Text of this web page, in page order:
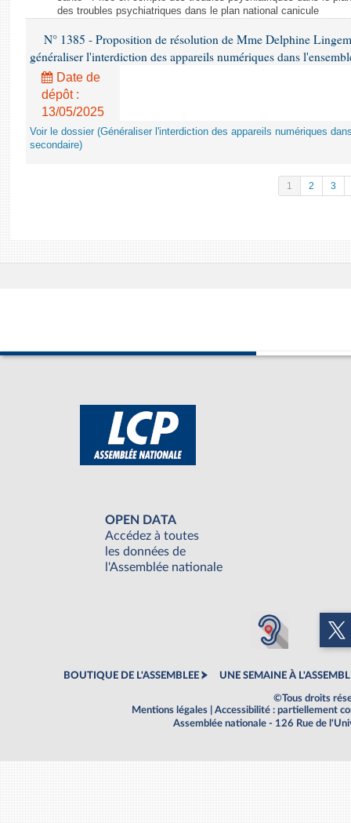
des troubles psychiatriques dans le plan national canicule
N° 1385 - Proposition de résolution de Mme Delphine
généraliser l'interdiction des appareils numériques dans
Date de
dépôt :
13/05/2025
Voir le dossier (Généraliser l'interdiction des appareils numériques
secondaire)
1 2 3
OPEN DATA
Accédez à toutes
les données de
l'Assemblée nationale
BOUTIQUE DE L'ASSEMBLEE UNE SEMAINE À
©Tous droits
Mentions légales
Accessibilité : partiellement
Assemblée nationale - 126 Rue de